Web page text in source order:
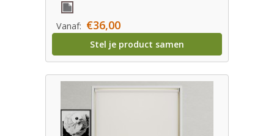
Vanaf: €36,00
Stel je product samen